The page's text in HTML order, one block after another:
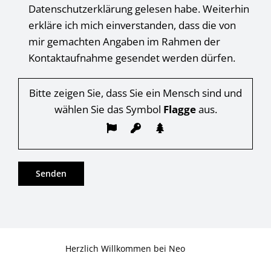
Datenschutzerklärung gelesen habe. Weiterhin
erkläre ich mich einverstanden, dass die von
mir gemachten Angaben im Rahmen der
Kontaktaufnahme gesendet werden dürfen.
Bitte zeigen Sie, dass Sie ein Mensch sind und
wählen Sie das Symbol Flaggeaus.
Herzlich Willkommen bei Neo